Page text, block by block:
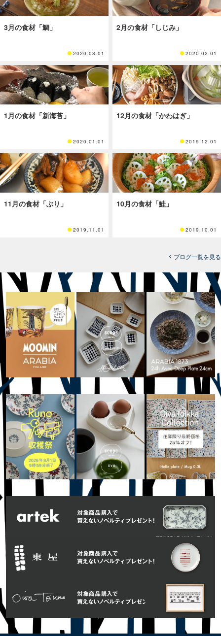
3月の食材「鯛」
2020.03.01
2月の食材「しじみ」
2020.02.01
1月の食材「新海苔」
2020.01.01
12月の食材「かわはぎ」
2019.12.01
11月の食材「ぶり」
2019.11.01
10月の食材「鮭」
2019.10.01
ブログ一覧を見る